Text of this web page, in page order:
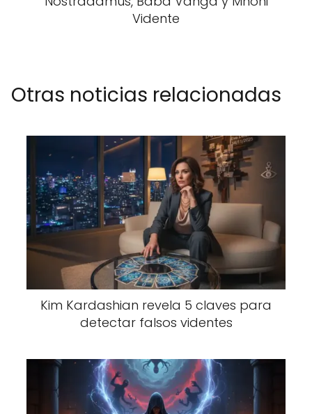
Vidente
Otras noticias relacionadas
Kim Kardashian revela 5 claves para
detectar falsos videntes